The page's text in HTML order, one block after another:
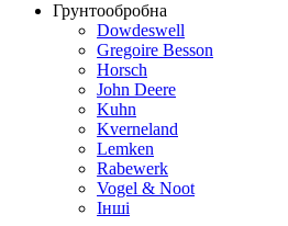
Грунтообробна
Dowdeswell
Gregoire Besson
Horsch
John Deere
Kuhn
Kverneland
Lemken
Rabewerk
Vogel & Noot
Інші